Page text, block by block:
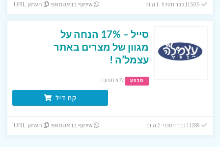
שיתוף בוואטסאפ העתק URL
סייל – 17% הנחה על
מגוון של מצרים באתר
עצמל’ה !
מבצע ללא תפוגה
קח דיל
שיתוף בוואטסאפ העתק URL